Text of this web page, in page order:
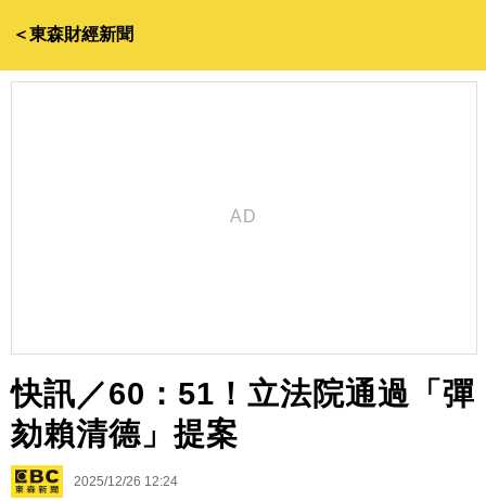
＜東森財經新聞
快訊／60：51！立法院通過「彈
劾賴清德」提案
2025/12/26 12:24